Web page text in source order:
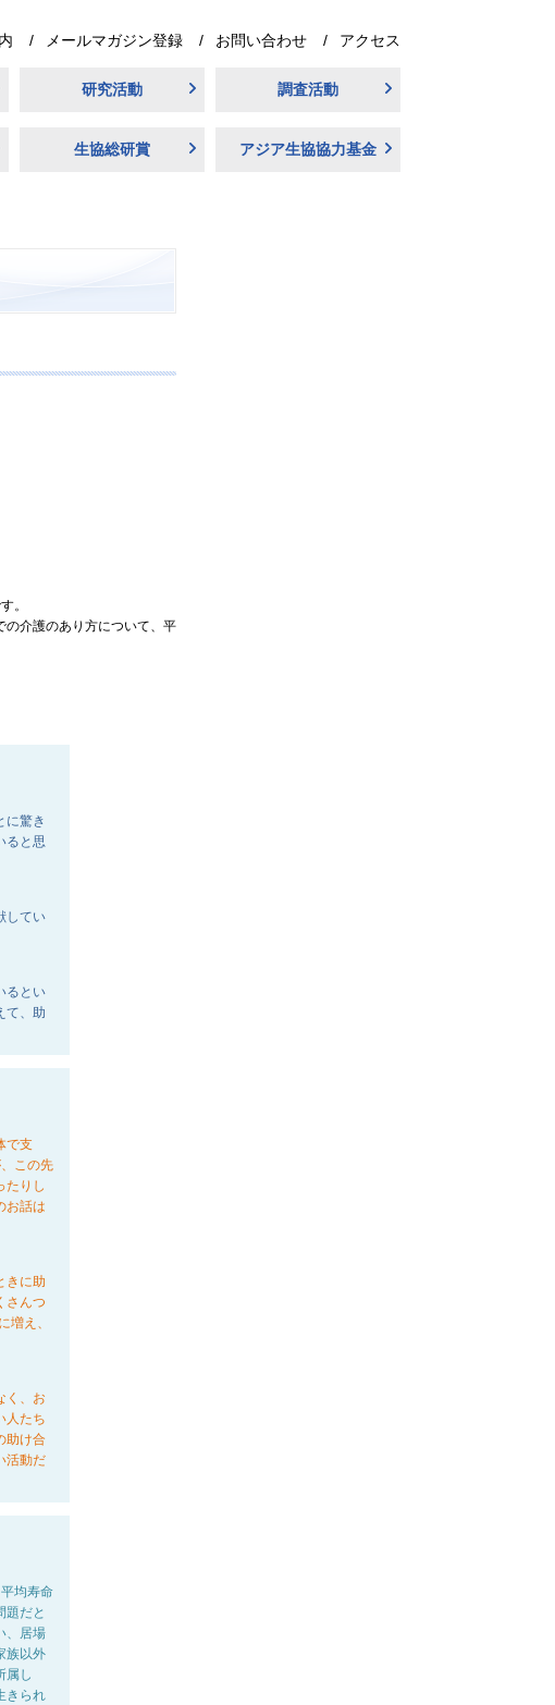
メールマガジン登録 お問い合わせ アクセス
研究活動 調査活動
生協総研賞 アジア生協協力基金
。
介護のあり方について、平
に驚き
ると思
してい
るとい
て、助
で支
この先
たりし
お話は
きに助
さんつ
増え、
く、お
人たち
助け合
活動だ
均寿命
題だと
、居場
族以外
属し
きられ